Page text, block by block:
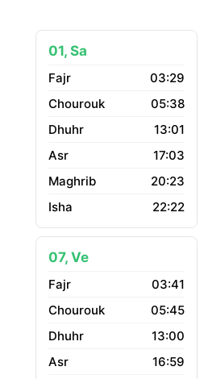
01, Sa
03:29
05:38
13:01
17:03
20:23
22:22
07, Ve
03:41
05:45
13:00
16:59